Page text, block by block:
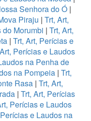
Senhora do Ó|
Piraju | Trt, Art,
Morumbi | Trt, Art,
| Trt, Art, Perícias e
Perícias e Laudos
na Penha de
na Pompeia| Trt,
Rasa | Trt, Art,
| Trt, Art, Perícias
Perícias e Laudos
e Laudos na